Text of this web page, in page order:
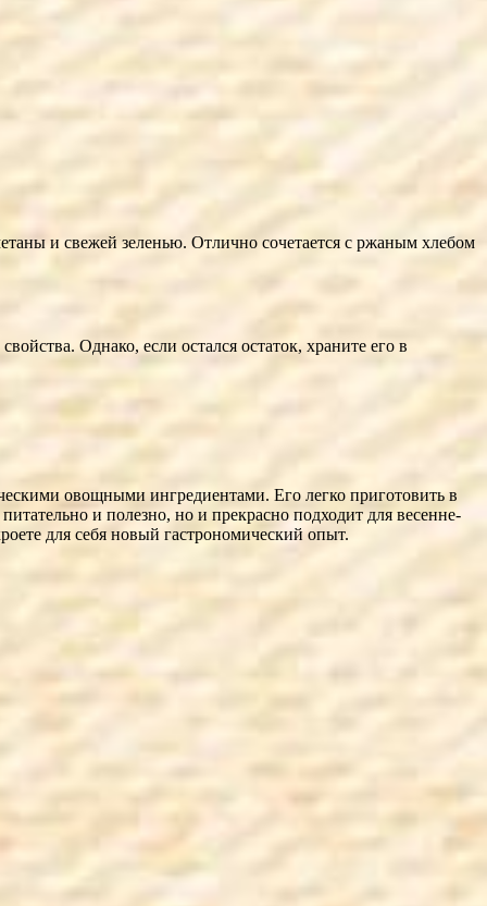
и свежей зеленью. Отлично сочетается с ржаным хлебом
Однако, если остался остаток, храните его в
овощными ингредиентами. Его легко приготовить в
и полезно, но и прекрасно подходит для весенне-
для себя новый гастрономический опыт.